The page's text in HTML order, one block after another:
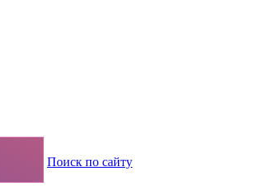
Поиск по сайту